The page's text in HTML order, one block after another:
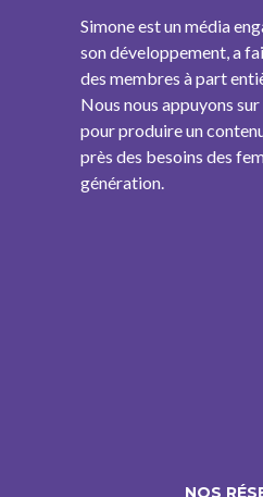
Simone est un média
son développement, a
des membres à part
Nous nous appuyons
pour produire un
près des besoins des
génération.
NOS